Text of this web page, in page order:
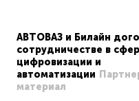
АВТОВАЗ и Билайн
сотрудничестве в
цифровизации и
автоматизации
материал